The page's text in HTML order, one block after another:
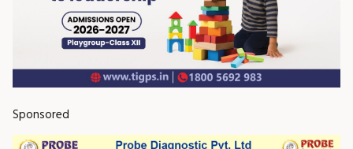
Sponsored